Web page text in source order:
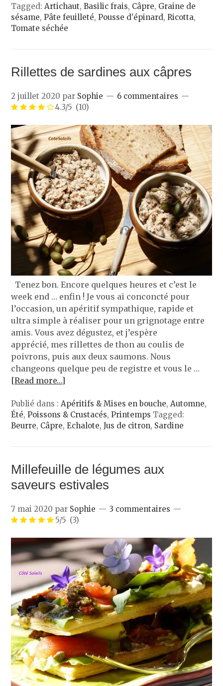
Tagged: Artichaut,Basilic frais, Câpre, Graine de
sésame,Pâte feuilleté,Pousse d'épinard,Ricotta,
Tomate séchée
Rillettes de sardines aux câpres
2 juillet 2020 par Sophie
6 commentaires
4.3/5 (10)
Tenez bon. Encore quelques heures et c’est le
week end … enfin ! Je vous ai conconcté pour
l’occasion, un apéritif sympathique, rapide et
ultra simple à réaliser pour un grignotage entre
amis. Vous avez dégustez, et j’espère
apprécié, mes rillettes de thon au coulis de
poivrons, puis aux deux saumons. Nous
changeons quelque peu de registre et vous le …
[Read more…]
Publié dans :Apéritifs & Mises en bouche,Automne,
Été,Poissons & Crustacés,Printemps Tagged:
Beurre, Câpre,Echalote,Jus de citron, Sardine
Millefeuille de légumes aux
saveurs estivales
7 mai 2020 par Sophie
3 commentaires
5/5 (3)